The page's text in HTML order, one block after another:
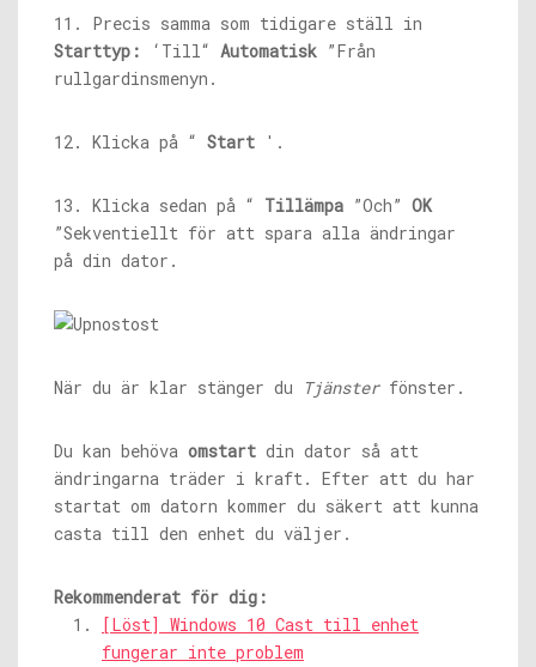
11. Precis samma som tidigare ställ in
Starttyp:
‘Till“ Automatisk ”Från
rullgardinsmenyn.
12. Klicka på “ Start '.
13. Klicka sedan på “ Tillämpa ”Och” OK
”Sekventiellt för att spara alla ändringar
på din dator.
När du är klar stänger du Tjänsterfönster.
Du kan behöva omstart din dator så att
ändringarna träder i kraft. Efter att du har
startat om datorn kommer du säkert att kunna
casta till den enhet du väljer.
Rekommenderat för dig:
[Löst] Windows 10 Cast till enhet
fungerar inte problem